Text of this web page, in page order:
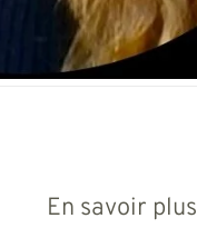
En savoir plus